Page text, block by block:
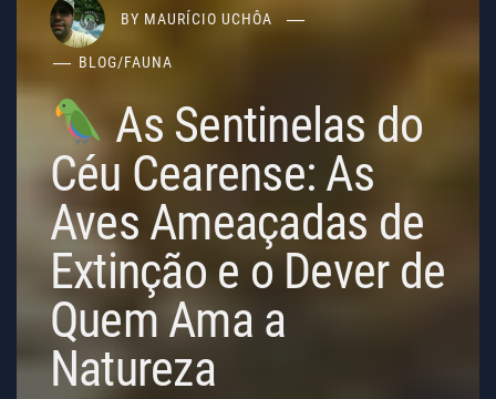
BY MAURÍCIO UCHÔA
BLOG/FAUNA
As Sentinelas do
Céu Cearense: As
Aves Ameaçadas de
Extinção e o Dever de
Quem Ama a
Natureza